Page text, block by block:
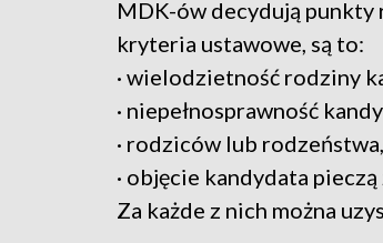
MDK-ów decydują
kryteria ustawowe, są to:
· wielodzietność rodziny
· niepełnosprawność
· rodziców lub
· objęcie kandydata pieczą
Za każde z nich można